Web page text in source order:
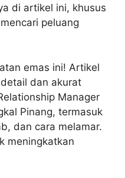
di artikel ini, khusus
peluang
emas ini! Artikel
dan akurat
Manager
Pinang, termasuk
dan cara melamar.
meningkatkan